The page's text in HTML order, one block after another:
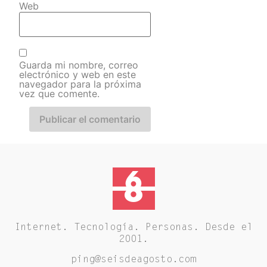
Web
Guarda mi nombre, correo
electrónico y web en este
navegador para la próxima
vez que comente.
Internet. Tecnología. Personas. Desde el
2001.
ping@seisdeagosto.com